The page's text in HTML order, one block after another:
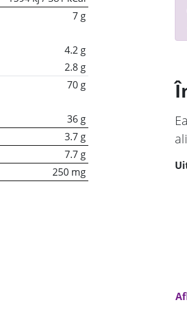
7 g
4.2 g
2.8 g
70 g
36 g
3.7 g
7.7 g
250 mg